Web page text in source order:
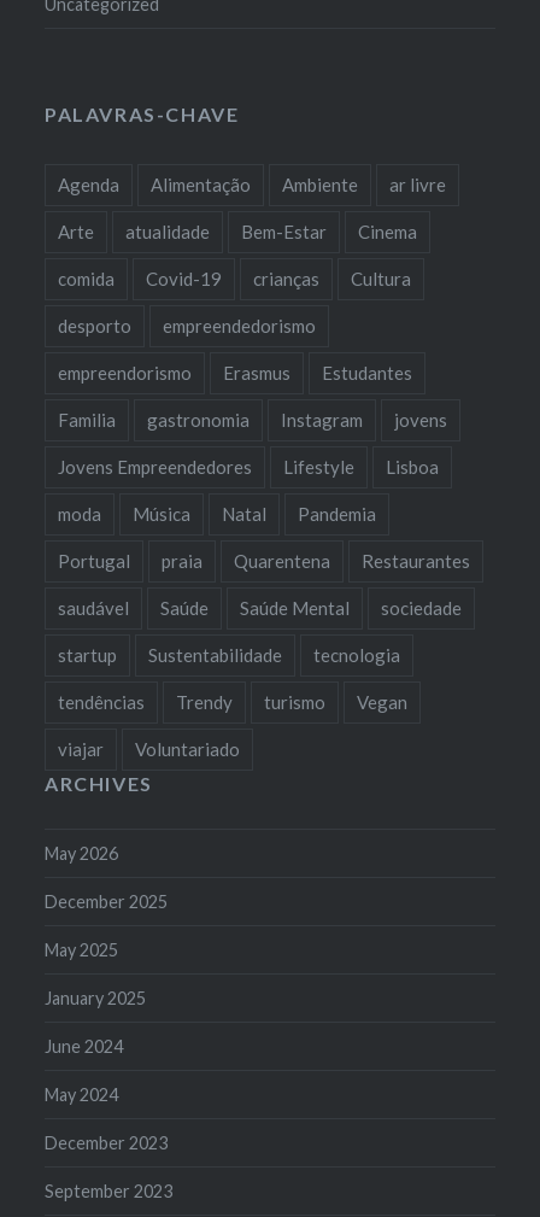
Uncategorized
PALAVRAS-CHAVE
Agenda Alimentação Ambiente ar livre
Arte atualidade Bem-Estar Cinema
comida Covid-19 crianças Cultura
desporto empreendedorismo
empreendorismo Erasmus Estudantes
Familia gastronomia Instagram jovens
Jovens Empreendedores Lifestyle Lisboa
moda Música Natal Pandemia
Portugal praia Quarentena Restaurantes
saudável Saúde Saúde Mental sociedade
startup Sustentabilidade tecnologia
tendências Trendy turismo Vegan
viajar Voluntariado
ARCHIVES
May 2026
December 2025
May 2025
January 2025
June 2024
May 2024
December 2023
September 2023